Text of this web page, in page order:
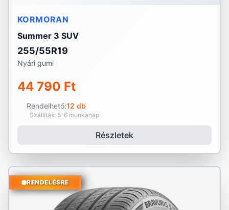
KORMORAN
Summer 3 SUV
255/55R19
Nyári gumi
44 790 Ft
Rendelhető:12 db
Szállítás: 5-6 munkanap
Részletek
RENDELÉSRE